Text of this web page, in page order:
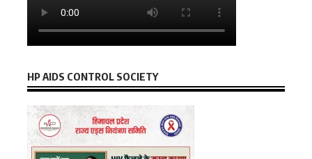
HP AIDS CONTROL SOCIETY